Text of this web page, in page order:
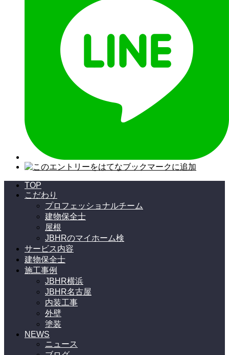
TOP
こだわり
プロフェッショナルチーム
建物保全士
屋根
JBHRのマイホーム検
サービス内容
建物保全士
施工事例
JBHR横浜
JBHR名古屋
内装工事
外壁
塗装
NEWS
ニュース